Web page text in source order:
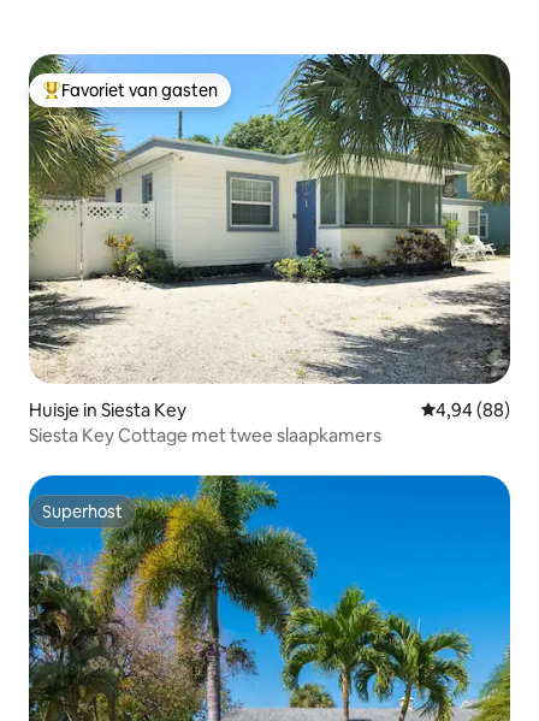
Topfavoriet van gasten
Favoriet van gasten
Huisje in Siesta Key Gemiddelde
4,94 (88)
Siesta Key Cottage met twee slaapkamers
Superhost
Superhost